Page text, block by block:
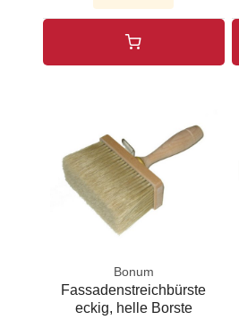
Bonum
Fassadenstreichbürste
eckig, helle Borste